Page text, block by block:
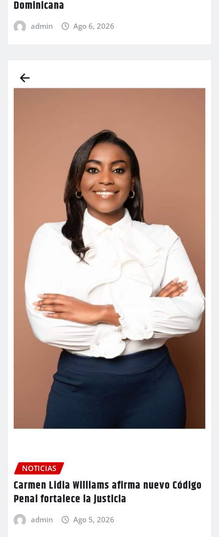
Dominicana
admin Ago 6, 2026
NOTICIAS
Carmen Lidia Williams afirma nuevo Código
Penal fortalece la justicia
admin Ago 5, 2026